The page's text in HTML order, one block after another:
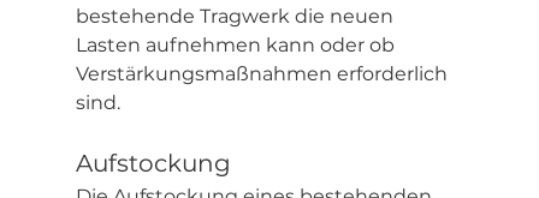
bestehende Tragwerk die neuen
Lasten aufnehmen kann oder ob
Verstärkungsmaßnahmen erforderlich
sind.
Aufstockung